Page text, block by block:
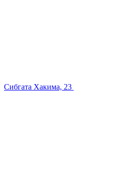
Сибгата Хакима, 23